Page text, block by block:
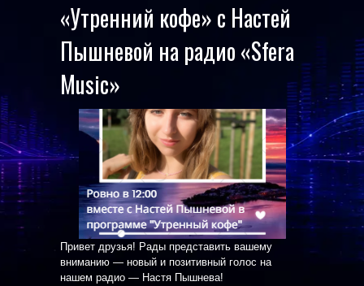
«Утренний кофе» с Настей
Пышневой на радио «Sfera
Music»
Привет друзья! Рады представить вашему
вниманию — новый и позитивный голос на
нашем радио — Настя Пышнева!